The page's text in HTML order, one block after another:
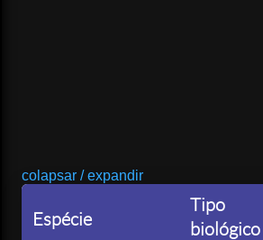
colapsar / expandir
Espécie
Tipo
biológico